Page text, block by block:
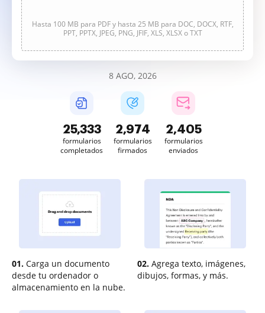
Hasta 100 MB para PDF y hasta 25 MB para DOC, DOCX, RTF,
PPT, PPTX, JPEG, PNG, JFIF, XLS, XLSX o TXT
8 AGO, 2026
25,333
formularios
completados
2,975
formularios
firmados
2,405
formularios
enviados
01. Carga un documento
desde tu ordenador o
almacenamiento en la nube.
02. Agrega texto, imágenes,
dibujos, formas, y más.